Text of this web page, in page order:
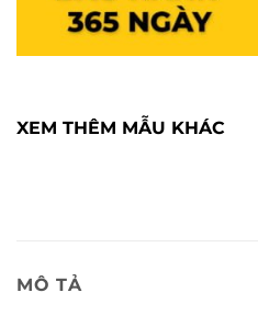
XEM THÊM MẪU KHÁC
MÔ TẢ